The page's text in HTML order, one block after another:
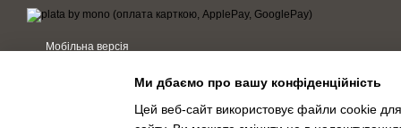
Мобільна версія
Ми дбаємо про вашу конфіденційність
Цей веб-сайт використовує файли cookie